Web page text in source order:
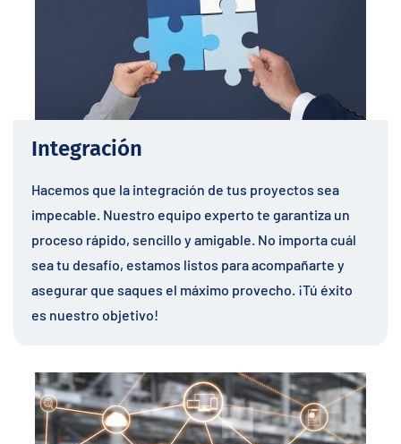
Integración
Hacemos que la integración de tus proyectos sea
impecable. Nuestro equipo experto te garantiza un
proceso rápido, sencillo y amigable. No importa cuál
sea tu desafío, estamos listos para acompañarte y
asegurar que saques el máximo provecho. ¡Tú éxito
es nuestro objetivo!